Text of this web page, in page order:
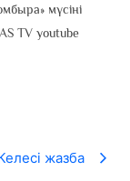
мүсіні
TV youtube
жазба